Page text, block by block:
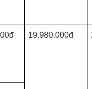
19.980.000đ